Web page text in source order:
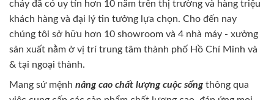
cháy đã có uy tín hơn 10 năm trên thị trường và hàng triệu
khách hàng và đại lý tin tưởng lựa chọn. Cho đến nay
chúng tôi sở hữu hơn 10 showroom và 4 nhà máy - xưởng
sản xuất nằm ở vị trí trung tâm thành phố Hồ Chí Minh và
& tại ngoại thành.
Mang sứ mệnh nâng cao chất lượng cuộc sốngthông qua